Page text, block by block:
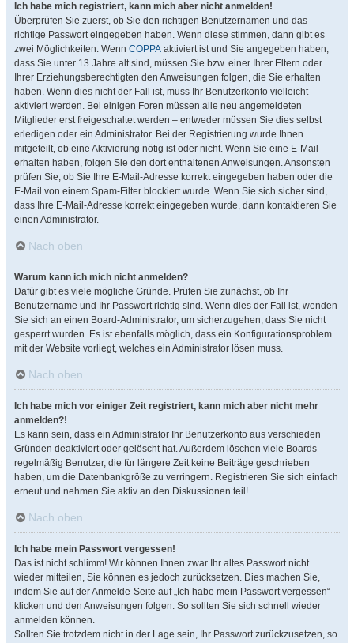
Ich habe mich registriert, kann mich aber nicht anmelden!
Überprüfen Sie zuerst, ob Sie den richtigen Benutzernamen und das
richtige Passwort eingegeben haben. Wenn diese stimmen, dann gibt es
zwei Möglichkeiten. Wenn COPPA aktiviert ist und Sie angegeben haben,
dass Sie unter 13 Jahre alt sind, müssen Sie bzw. einer Ihrer Eltern oder
Ihrer Erziehungsberechtigten den Anweisungen folgen, die Sie erhalten
haben. Wenn dies nicht der Fall ist, muss Ihr Benutzerkonto vielleicht
aktiviert werden. Bei einigen Foren müssen alle neu angemeldeten
Mitglieder erst freigeschaltet werden – entweder müssen Sie dies selbst
erledigen oder ein Administrator. Bei der Registrierung wurde Ihnen
mitgeteilt, ob eine Aktivierung nötig ist oder nicht. Wenn Sie eine E-Mail
erhalten haben, folgen Sie den dort enthaltenen Anweisungen. Ansonsten
prüfen Sie, ob Sie Ihre E-Mail-Adresse korrekt eingegeben haben oder die
E-Mail von einem Spam-Filter blockiert wurde. Wenn Sie sich sicher sind,
dass Ihre E-Mail-Adresse korrekt eingegeben wurde, dann kontaktieren Sie
einen Administrator.
Nach oben
Warum kann ich mich nicht anmelden?
Dafür gibt es viele mögliche Gründe. Prüfen Sie zunächst, ob Ihr
Benutzername und Ihr Passwort richtig sind. Wenn dies der Fall ist, wenden
Sie sich an einen Board-Administrator, um sicherzugehen, dass Sie nicht
gesperrt wurden. Es ist ebenfalls möglich, dass ein Konfigurationsproblem
mit der Website vorliegt, welches ein Administrator lösen muss.
Nach oben
Ich habe mich vor einiger Zeit registriert, kann mich aber nicht mehr
anmelden?!
Es kann sein, dass ein Administrator Ihr Benutzerkonto aus verschieden
Gründen deaktiviert oder gelöscht hat. Außerdem löschen viele Boards
regelmäßig Benutzer, die für längere Zeit keine Beiträge geschrieben
haben, um die Datenbankgröße zu verringern. Registrieren Sie sich einfach
erneut und nehmen Sie aktiv an den Diskussionen teil!
Nach oben
Ich habe mein Passwort vergessen!
Das ist nicht schlimm! Wir können Ihnen zwar Ihr altes Passwort nicht
wieder mitteilen, Sie können es jedoch zurücksetzen. Dies machen Sie,
indem Sie auf der Anmelde-Seite auf „Ich habe mein Passwort vergessen“
klicken und den Anweisungen folgen. So sollten Sie sich schnell wieder
anmelden können.
Sollten Sie trotzdem nicht in der Lage sein, Ihr Passwort zurückzusetzen, so